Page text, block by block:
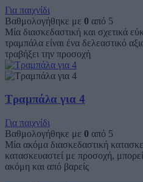
Για παιχνίδι
Βαθμολογήθηκε με 0 από 5
Μία διασκεδαστική και σχετικά
τραμπάλα είναι ένα δελεαστικό
τραβήξει την προσοχή
Τραμπάλα για 4
Για παιχνίδι
Βαθμολογήθηκε με 0 από 5
Μία ακόμα διασκεδαστική
κατασκευαστεί με προσοχή,
ακόμη και από βαρείς